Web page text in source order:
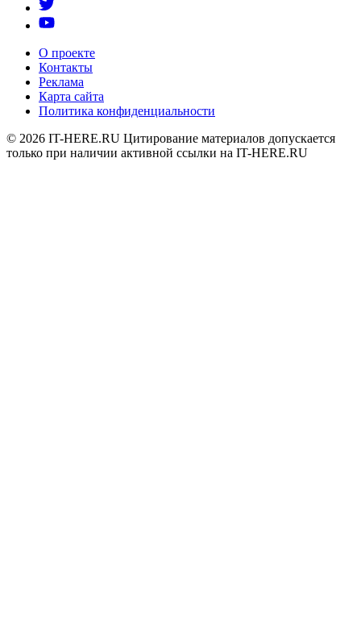
О проекте
Контакты
Реклама
Карта сайта
Политика конфиденциальности
© 2026 IT-HERE.RU Цитирование материалов допускается
только при наличии активной ссылки на IT-HERE.RU